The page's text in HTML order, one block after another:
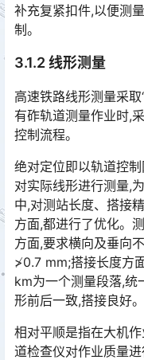
补充复紧扣件,以便测
制。
3.1.2 线形测量
高速铁路线形测量采
有砟轨道测量作业时,
控制流程。
绝对定位即以轨道控
对实际线形进行测量,
中,对测站长度、搭接
方面,都进行了优化。
方面,要求横向及垂向
≯0.7 mm;搭接长度方
km为一个测量段落,统
形前后一致,搭接良好。󠅅󠅃󠄵󠅂󠄪󠇖󠆨󠆨󠇕󠆞󠆒󠅬󠇘󠆭󠆘󠇙󠆝󠅵󠇗󠆭󠆁󠄐󠇗󠅹󠅸󠇖󠆍󠅳󠇖󠅹󠅰󠇖󠆌󠅹
相对平顺是指在大机
道检查仪对作业质量